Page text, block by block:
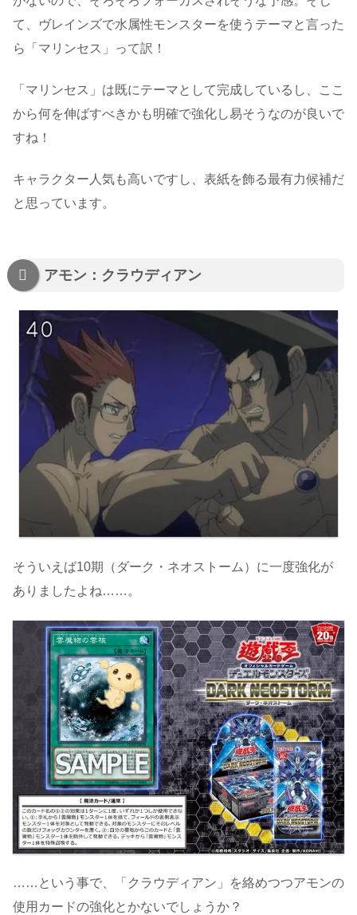
て、ヴレインズで水属性モンスターを使うテーマと言った
ら「マリンセス」って訳！
「マリンセス」は既にテーマとして完成しているし、ここ
から何を伸ばすべきかも明確で強化し易そうなのが良いで
すね！
キャラクター人気も高いですし、表紙を飾る最有力候補だ
と思っています。
アモン：クラウディアン
そういえば10期（ダーク・ネオストーム）に一度強化が
ありましたよね……。
……という事で、「クラウディアン」を絡めつつアモンの
使用カードの強化とかないでしょうか？